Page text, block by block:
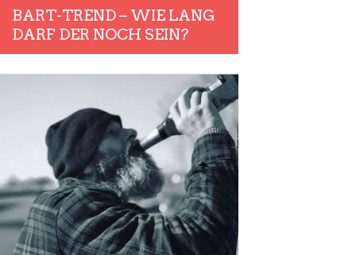
BART-TREND – WIE LANG
DARF DER NOCH SEIN?